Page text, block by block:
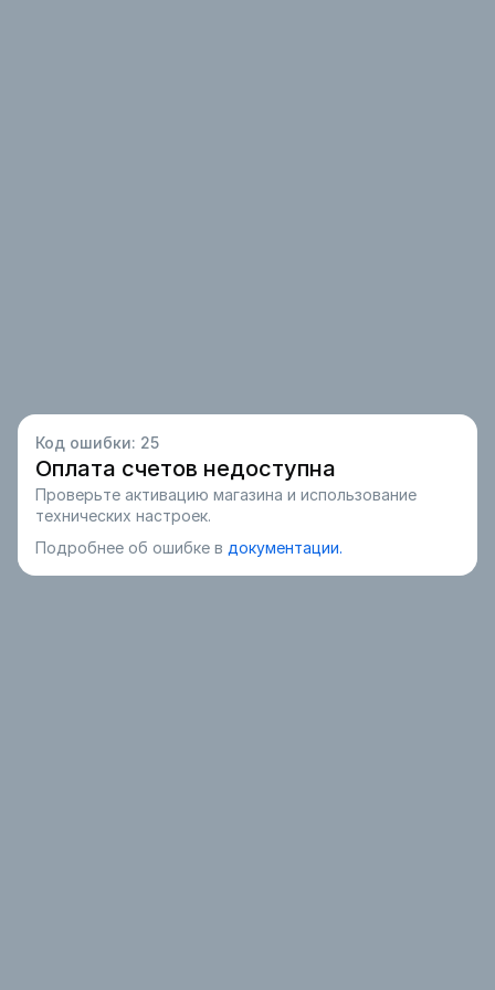
Код ошибки: 25
Оплата счетов недоступна
Проверьте активацию магазина и использование
технических настроек.
Подробнее об ошибке в документации.